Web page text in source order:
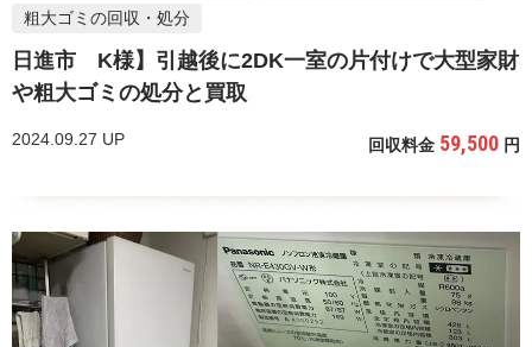
粗大ゴミの回収・処分
日進市 K様】引越後に2DK一室の片付けで大型家財
や粗大ゴミの処分と買取
2024.09.27 UP 回収料金 59,500 円